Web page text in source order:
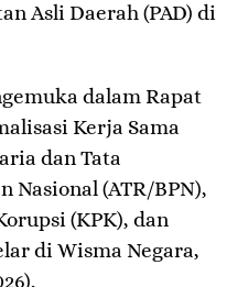
Asli Daerah (PAD) di
dalam Rapat
Kerja Sama
dan Tata
Nasional (ATR/BPN),
(KPK), dan
di Wisma Negara,